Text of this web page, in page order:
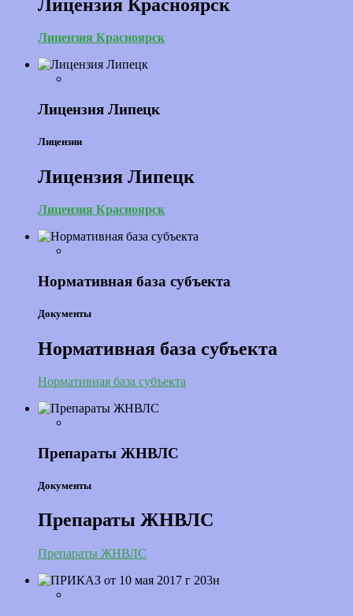
Лицензия Красноярск
Лицензия Красноярск
Лицензия Липецк
Лицензии
Лицензия Липецк
Лицензия Красноярск
Нормативная база субъекта
Документы
Нормативная база субъекта
Нормативная база субъекта
Препараты ЖНВЛС
Документы
Препараты ЖНВЛС
Препараты ЖНВЛС